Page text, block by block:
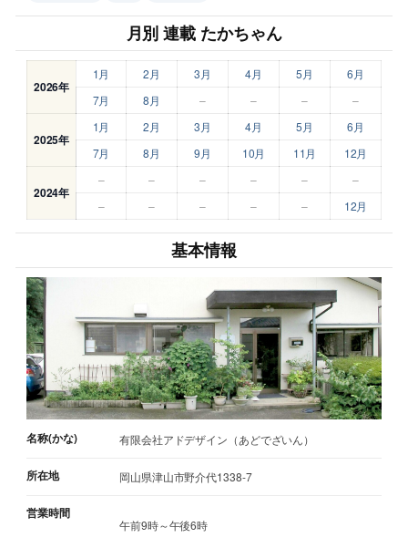
月別 連載 たかちゃん
2026年
1月 2月 3月 4月 5月
6月
7月
8月 – – – –
2025年
1月 2月 3月 4月 5月
6月
7月
8月 9月 10月 11月 12月
2024年
– – – – –
–
–
– – – – 12月
基本情報
名称(かな) 有限会社アドデザイン（あどでざいん）
所在地 岡山県津山市野介代1338-7
営業時間
午前9時～午後6時